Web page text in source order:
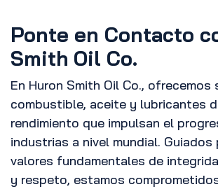
Ponte en Contacto
Smith Oil Co.
En Huron Smith Oil Co.,
combustible, aceite y lubricantes
rendimiento que impulsan el
industrias a nivel mundial.
valores fundamentales de
y respeto, estamos